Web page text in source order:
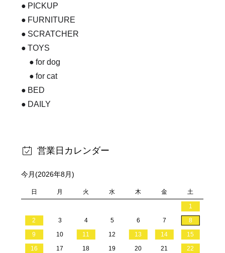
PICKUP
FURNITURE
SCRATCHER
TOYS
for dog
for cat
BED
DAILY
営業日カレンダー
今月(2026年8月)
日 月 火 水 木 金 土
1
2
3 4 5 6 7
8
9
10 11 12 13 14
15
16
17 18 19 20 21
22